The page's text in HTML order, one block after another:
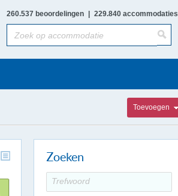
260.537 beoordelingen 229.840 accommodaties
Toevoegen
Zoeken